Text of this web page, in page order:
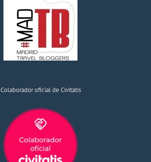
Colaborador oficial de Civitatis